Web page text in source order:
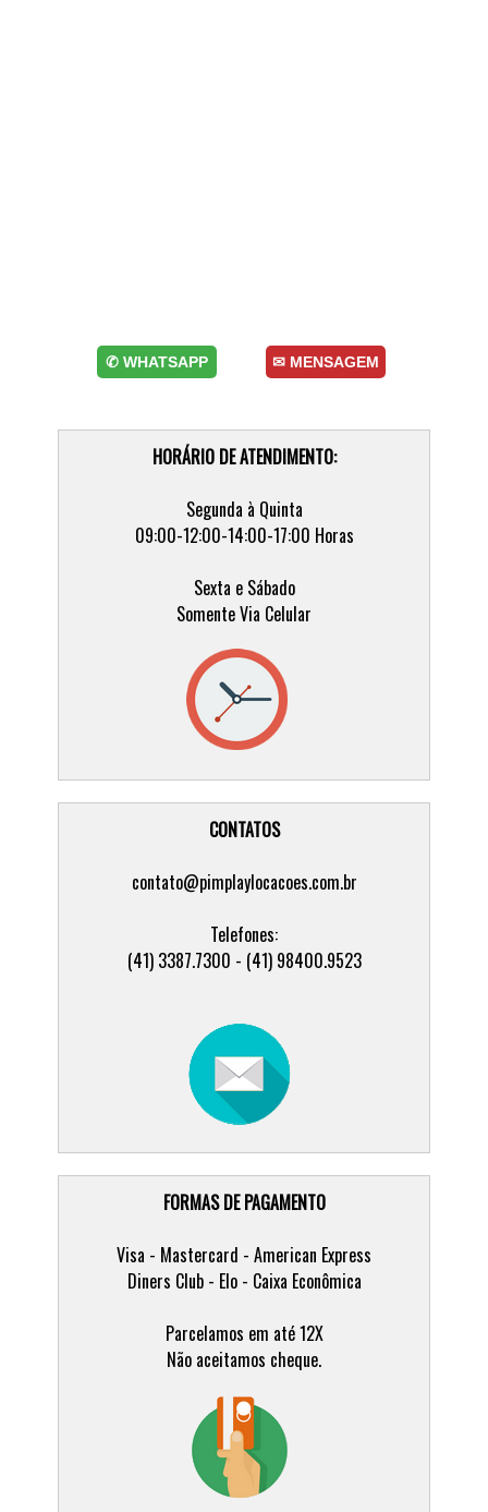
✉ MENSAGEM
✆ WHATSAPP
HORÁRIO DE ATENDIMENTO:
Segunda à Quinta
09:00-12:00-14:00-17:00 Horas
Sexta e Sábado
Somente Via Celular
CONTATOS
contato@pimplaylocacoes.com.br
Telefones:
(41) 3387.7300 - (41) 98400.9523
FORMAS DE PAGAMENTO
Visa - Mastercard - American Express
Diners Club - Elo - Caixa Econômica
Parcelamos em até 12X
Não aceitamos cheque.